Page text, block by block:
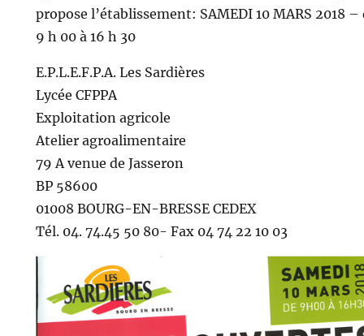
propose l’établissement: SAMEDI 10 MARS 2018 –
9 h 00 à 16 h 30
E.P.L.E.F.P.A. Les Sardières
Lycée CFPPA
Exploitation agricole
Atelier agroalimentaire
79 A venue de Jasseron
BP 58600
01008 BOURG-EN-BRESSE CEDEX
Tél. 04. 74.45 50 80- Fax 04 74 22 10 03